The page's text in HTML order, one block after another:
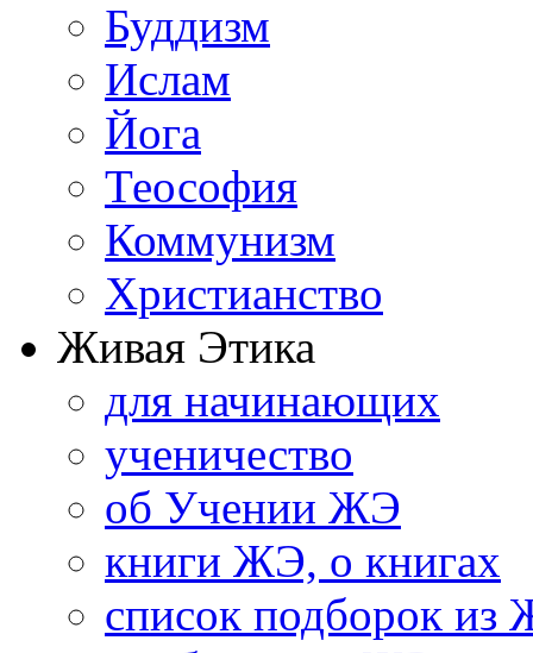
Буддизм
Ислам
Йога
Теософия
Коммунизм
Христианство
Живая Этика
для начинающих
ученичество
об Учении ЖЭ
книги ЖЭ, о книгах
список подборок из